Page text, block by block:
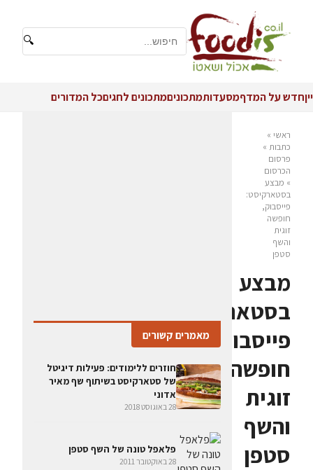
🔍
ייןחדש על המדףמסעדותמתכוניםמתכונים לחגיםכל המדורים
ראשי »
כתבות »
פרסום
הכרסום
» מבצע
בסטארקיסט:
פייסבוק,
חופשה
זוגית
והשף
סטפן
מבצע
בסטארקיסט:
פייסבוק,
חופשה
זוגית
והשף
סטפן
מאמרים קשורים
חוזרים ללימודים: פעילות דיגיטל
של סטארקיסט בשיתוף שף מאיר
אדוני
28 באוגוסט 2018
פלאפל טונה של השף סטפן
28 באוקטובר 2011